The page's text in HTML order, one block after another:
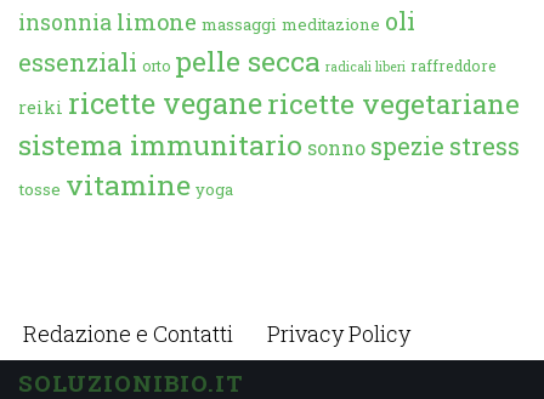
insonnia limone massaggi meditazione oli
essenziali orto pelle secca radicali liberi raffreddore
reiki ricette veganericette vegetariane
sistema immunitario sonno spezie stress
tosse vitamine yoga
Redazione e Contatti Privacy Policy
SOLUZIONIBIO.IT